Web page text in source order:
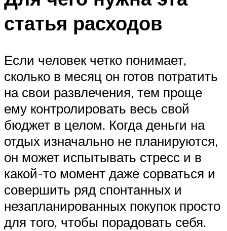
статья расходов
Если человек четко понимает,
сколько в месяц он готов потратить
на свои развлечения, тем проще
ему контролировать весь свой
бюджет в целом. Когда деньги на
отдых изначально не планируются,
он может испытывать стресс и в
какой-то момент даже сорваться и
совершить ряд спонтанных и
незапланированных покупок просто
для того, чтобы порадовать себя.